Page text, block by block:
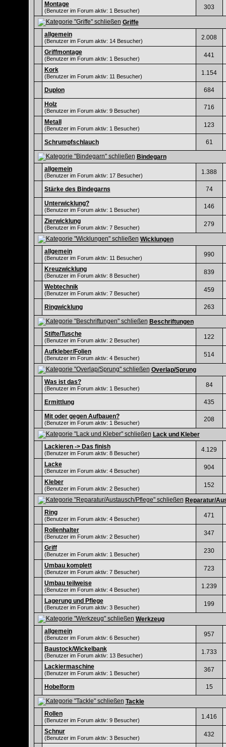
Montage
(Benutzer im Forum aktiv: 1 Besucher) 303
Griffe
allgemein
(Benutzer im Forum aktiv: 14 Besucher) 2.008
Griffmontage
(Benutzer im Forum aktiv: 1 Besucher) 441
Kork
(Benutzer im Forum aktiv: 11 Besucher) 1.154
Duplon
684
Holz
(Benutzer im Forum aktiv: 9 Besucher) 716
Metall
(Benutzer im Forum aktiv: 1 Besucher) 123
Schrumpfschlauch 61
Bindegarn
allgemein
(Benutzer im Forum aktiv: 17 Besucher) 1.388
Stärke des Bindegarns
74
Unterwicklung?
(Benutzer im Forum aktiv: 1 Besucher) 146
Zierwicklung
(Benutzer im Forum aktiv: 7 Besucher) 279
Wicklungen
allgemein
(Benutzer im Forum aktiv: 11 Besucher) 990
Kreuzwicklung
(Benutzer im Forum aktiv: 8 Besucher) 839
Webtechnik
(Benutzer im Forum aktiv: 7 Besucher) 459
Ringwicklung 263
Beschriftungen
Stifte/Tusche
(Benutzer im Forum aktiv: 2 Besucher) 122
Aufkleber/Folien
(Benutzer im Forum aktiv: 4 Besucher) 514
Overlap/Sprung
Was ist das?
(Benutzer im Forum aktiv: 1 Besucher) 84
Ermittlung
435
Mit oder gegen Aufbauen?
(Benutzer im Forum aktiv: 1 Besucher) 208
Lack und Kleber
Lackieren -> Das finish
(Benutzer im Forum aktiv: 8 Besucher) 4.129
Lacke
(Benutzer im Forum aktiv: 4 Besucher) 904
Kleber
(Benutzer im Forum aktiv: 2 Besucher) 152
Reparatur/
Ring
(Benutzer im Forum aktiv: 4 Besucher) 471
Rollenhalter
(Benutzer im Forum aktiv: 2 Besucher) 347
Griff
(Benutzer im Forum aktiv: 1 Besucher) 230
Umbau komplett
(Benutzer im Forum aktiv: 7 Besucher) 723
Umbau teilweise
(Benutzer im Forum aktiv: 4 Besucher) 1.239
Lagerung und Pflege
(Benutzer im Forum aktiv: 3 Besucher) 199
Werkzeug
allgemein
(Benutzer im Forum aktiv: 6 Besucher) 957
Baustock/Wickelbank
(Benutzer im Forum aktiv: 13 Besucher) 1.733
Lackiermaschine
(Benutzer im Forum aktiv: 1 Besucher) 367
Hobelform 15
Tackle
Rollen
(Benutzer im Forum aktiv: 9 Besucher) 1.416
Schnur
(Benutzer im Forum aktiv: 3 Besucher) 432